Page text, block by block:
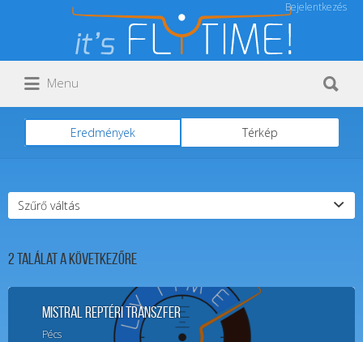
Bejelentkezés
Keresés:
Menu
Eredmények Térkép
Szűrő váltás
2Találat a következőre
Mistral Reptéri Transzfer
Pécs